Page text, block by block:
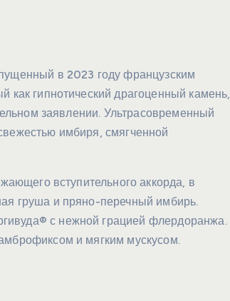
в 2023 году французским
гипнотический драгоценный камень,
заявлении. Ультрасовременный
имбиря, смягченной
вступительного аккорда, в
груша и пряно-перечный имбирь.
с нежной грацией флердоранжа.
и мягким мускусом.